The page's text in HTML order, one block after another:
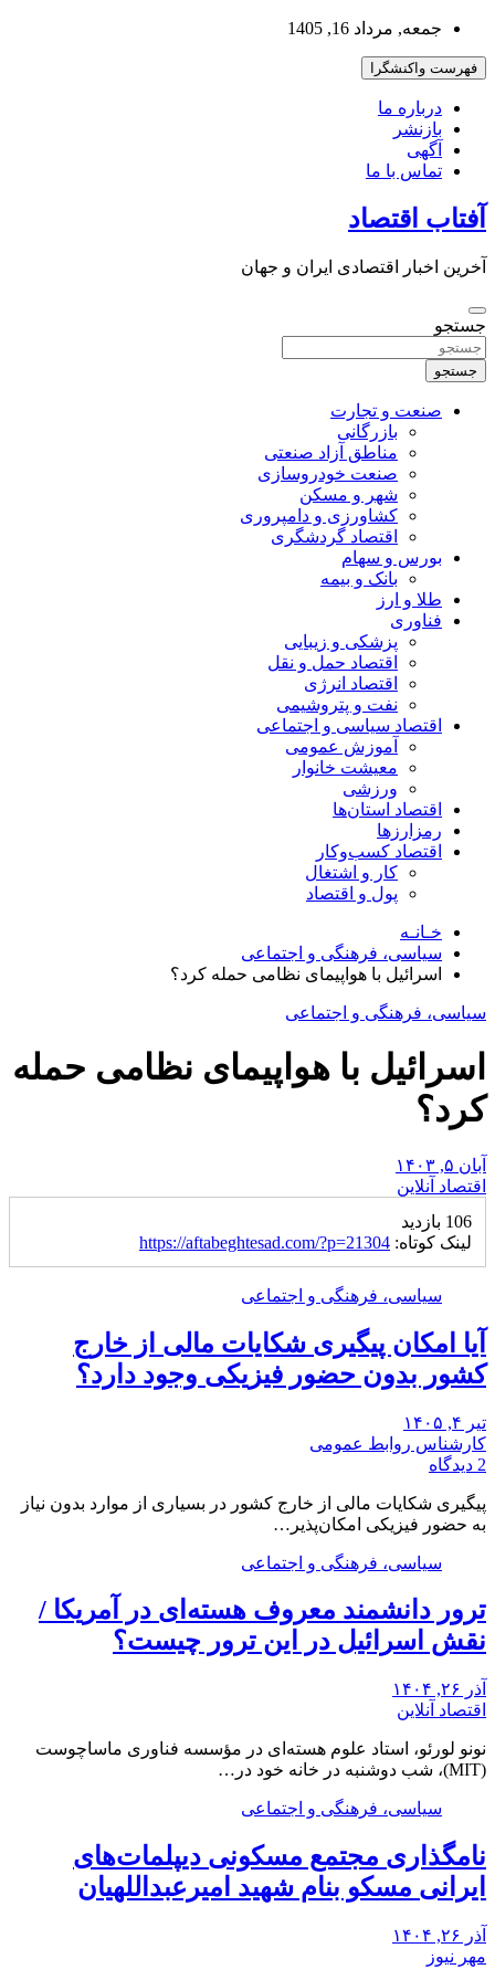
بروید
جمعه, مرداد 16, 1405
فهرست واکنشگرا
درباره ما
بازنشر
آگهی
تماس با ما
آفتاب اقتصاد
آخرین اخبار اقتصادی ایران و جهان
جستجو
جستجو
صنعت و تجارت
بازرگانی
مناطق آزاد صنعتی
صنعت خودروسازی
شهر و مسکن
کشاورزی و دامپروری
اقتصاد گردشگری
بورس و سهام
بانک و بیمه
طلا و ارز
فناوری
پزشکی و زیبایی
اقتصاد حمل و نقل
اقتصاد انرژی
نفت و پتروشیمی
اقتصاد سیاسی و اجتماعی
آموزش عمومی
معیشت خانوار
ورزشی
اقتصاد استان‌ها
رمزارزها
اقتصاد کسب‌و‌کار
کار و اشتغال
پول و اقتصاد
خـانـه
سیاسی، فرهنگی و اجتماعی
اسرائیل با هواپیمای نظامی حمله کرد؟
سیاسی، فرهنگی و اجتماعی
اسرائیل با هواپیمای نظامی حمله
کرد؟
آبان ۵, ۱۴۰۳
اقتصاد آنلاین
106 بازدید
لینک کوتاه: https://aftabeghtesad.com/?p=21304
سیاسی، فرهنگی و اجتماعی
آیا امکان پیگیری شکایات مالی از خارج
کشور بدون حضور فیزیکی وجود دارد؟
تیر ۴, ۱۴۰۵
کارشناس روابط عمومی
2 دیدگاه
پیگیری شکایات مالی از خارج کشور در بسیاری از موارد بدون نیاز
به حضور فیزیکی امکان‌پذیر…
سیاسی، فرهنگی و اجتماعی
ترور دانشمند معروف هسته‌ای در آمریکا /
نقش اسرائیل در این ترور چیست؟
آذر ۲۶, ۱۴۰۴
اقتصاد آنلاین
نونو لورئو، استاد علوم هسته‌ای در مؤسسه فناوری ماساچوست
(MIT)، شب دوشنبه در خانه خود در…
سیاسی، فرهنگی و اجتماعی
نامگذاری مجتمع مسکونی دیپلمات‌های
ایرانی مسکو بنام شهید امیرعبداللهیان
آذر ۲۶, ۱۴۰۴
مهر نیوز